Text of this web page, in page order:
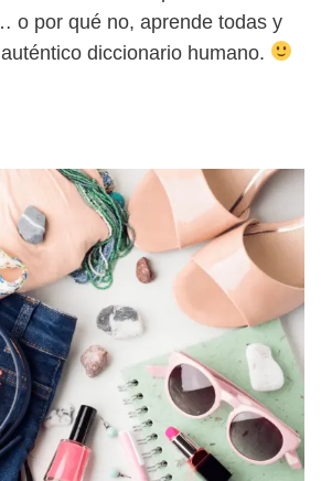
o por qué no, aprende todas y
diccionario humano.